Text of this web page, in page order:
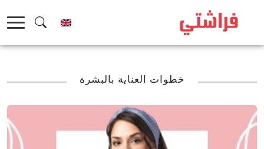
خطوات العناية بالبشرة